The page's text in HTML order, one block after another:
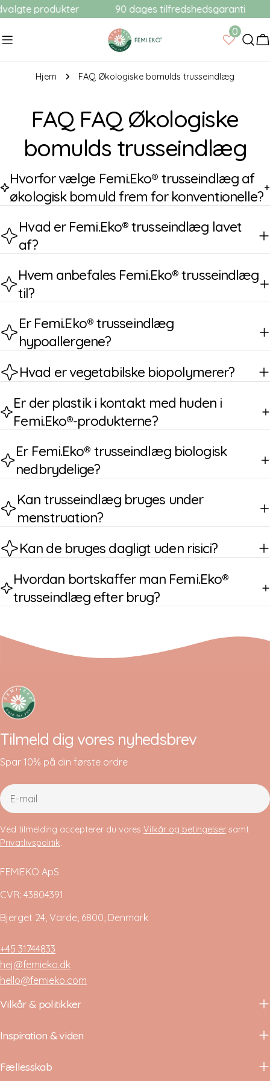
Gå
indhold
produkter
90 dages tilfredshedsgaranti
0
Hjem FAQ Økologiske bomulds trusseindlæg
FAQ FAQ Økologiske
bomulds trusseindlæg
Hvorfor vælge Femi.Eko® trusseindlæg af
økologisk bomuld frem for konventionelle?
Hvad er Femi.Eko® trusseindlæg lavet
af?
Hvem anbefales Femi.Eko® trusseindlæg
til?
Er Femi.Eko® trusseindlæg
hypoallergene?
Hvad er vegetabilske biopolymerer?
Er der plastik i kontakt med huden i
Femi.Eko®-produkterne?
Er Femi.Eko® trusseindlæg biologisk
nedbrydelige?
Kan trusseindlæg bruges under
menstruation?
Kan de bruges dagligt uden risici?
Hvordan bortskaffer man Femi.Eko®
trusseindlæg efter brug?
FEMIEKO ApS
CVR: 43804391
Bjerget 24, Varde, 6800, Denmark
+45 31744833
hej@femieko.dk
hello@femieko.com
Vilkår & politikker
Inspiration & viden
Fællesskab
Tilmeld dig vores nyhedsbrev
Spar 10% på din første ordre
E-
mail
Ved tilmelding accepterer du vores Vilkår og betingelser samt
Privatlivspolitik.